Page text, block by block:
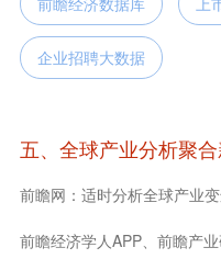
企业招聘大数据
五、全球产业分析聚
前瞻网：适时分析全球产业
前瞻经济学人APP、前瞻产